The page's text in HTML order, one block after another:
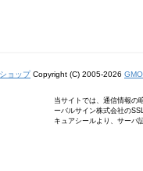
ョップCopyright (C) 2005-2026
当サイトでは、通信情報の
ーバルサイン株式会社の
キュアシールより、サーバ